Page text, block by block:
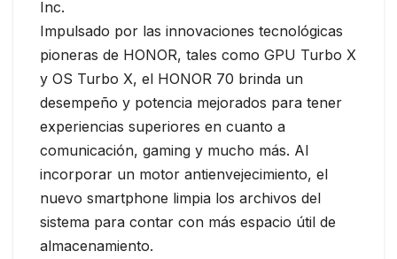
Inc.
Impulsado por las innovaciones tecnológicas
pioneras de HONOR, tales como GPU Turbo X
y OS Turbo X, el HONOR 70 brinda un
desempeño y potencia mejorados para tener
experiencias superiores en cuanto a
comunicación, gaming y mucho más. Al
incorporar un motor antienvejecimiento, el
nuevo smartphone limpia los archivos del
sistema para contar con más espacio útil de
almacenamiento.